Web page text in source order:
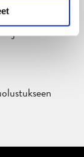
ja KeuPa HT:n